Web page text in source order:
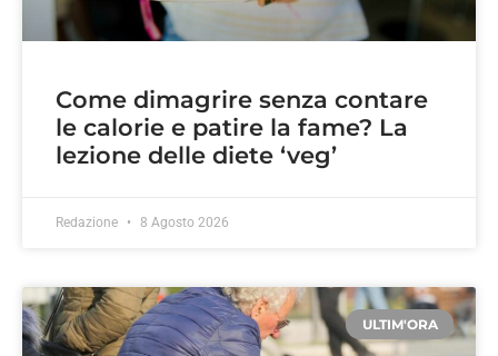
Come dimagrire senza contare
le calorie e patire la fame? La
lezione delle diete ‘veg’
Redazione 8 Agosto 2026
ULTIM'ORA